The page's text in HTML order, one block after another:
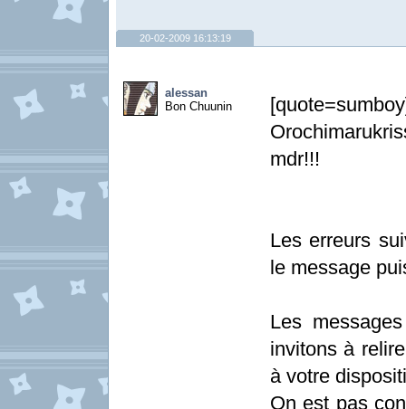
20-02-2009 16:13:19
alessan
Bon Chuunin
mdr!!!
Les erreurs
le message
Les
invitons à
à votre
On est pas